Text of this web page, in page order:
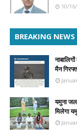
10/
BREAKING NEWS
मैन
यमुना जल
मिलेगा